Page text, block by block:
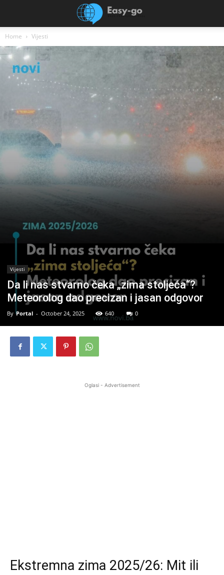
Home Vijesti
Vijesti
Da li nas stvarno čeka „zima stoljeća“?
Meteorolog dao precizan i jasan odgovor
By Portal - October 24, 2025 640 0
Oglasi - Advertisement
Ekstremna zima 2025/26: Mit ili